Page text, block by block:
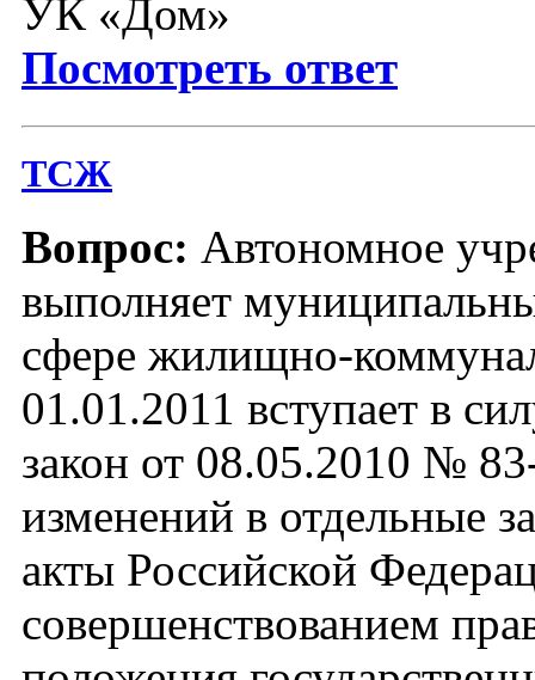
УК «Дом»
Посмотреть ответ
ТСЖ
Вопрос: Автономное
выполняет
сфере жилищно-
01.01.2011 вступает в
закон от 08.05.2010 №
изменений в отдельные
акты Российской
совершенствованием